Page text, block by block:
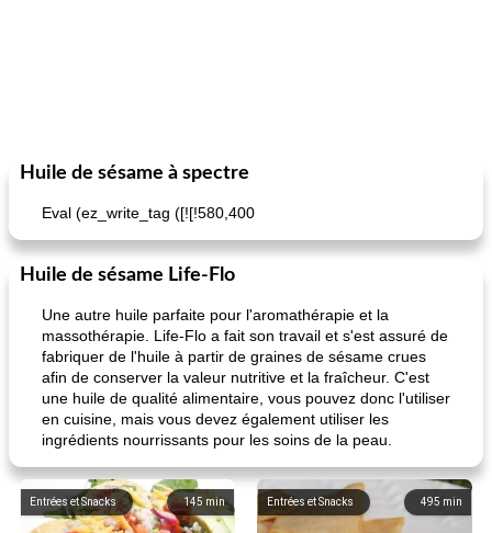
Huile de sésame à spectre
Eval (ez_write_tag ([![!580,400
Huile de sésame Life-Flo
Une autre huile parfaite pour l'aromathérapie et la
massothérapie. Life-Flo a fait son travail et s'est assuré de
fabriquer de l'huile à partir de graines de sésame crues
afin de conserver la valeur nutritive et la fraîcheur. C'est
une huile de qualité alimentaire, vous pouvez donc l'utiliser
en cuisine, mais vous devez également utiliser les
ingrédients nourrissants pour les soins de la peau.
145 min
Entrées et Snacks 495 min
Entrées et Snacks